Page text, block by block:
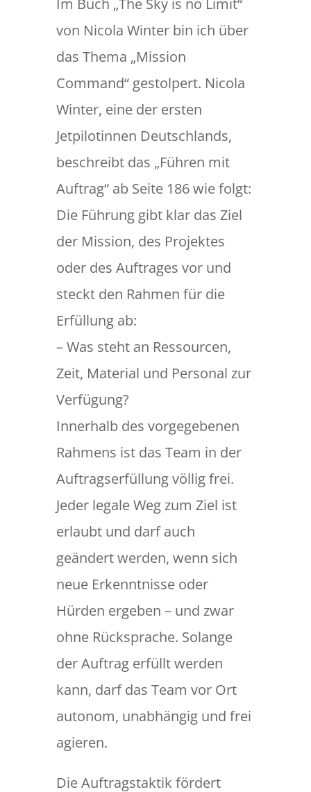
Im Buch „The Sky is no Limit“
von Nicola Winter bin ich über
das Thema „Mission
Command“ gestolpert. Nicola
Winter, eine der ersten
Jetpilotinnen Deutschlands,
beschreibt das „Führen mit
Auftrag“ ab Seite 186 wie folgt:
Die Führung gibt klar das Ziel
der Mission, des Projektes
oder des Auftrages vor und
steckt den Rahmen für die
Erfüllung ab:
– Was steht an Ressourcen,
Zeit, Material und Personal zur
Verfügung?
Innerhalb des vorgegebenen
Rahmens ist das Team in der
Auftragserfüllung völlig frei.
Jeder legale Weg zum Ziel ist
erlaubt und darf auch
geändert werden, wenn sich
neue Erkenntnisse oder
Hürden ergeben – und zwar
ohne Rücksprache. Solange
der Auftrag erfüllt werden
kann, darf das Team vor Ort
autonom, unabhängig und frei
agieren.
Die Auftragstaktik fördert